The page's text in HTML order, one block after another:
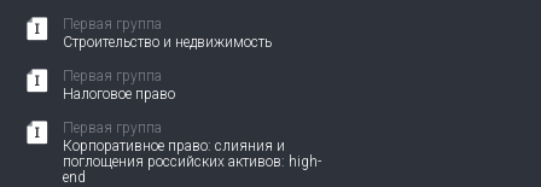
Первая группа
Строительство и недвижимость
Первая группа
Налоговое право
Первая группа
Корпоративное право: слияния и
поглощения российских активов: high-
end